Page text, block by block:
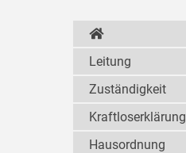
Leitung
Zuständigkeit
Kraftloserklärung
Hausordnung